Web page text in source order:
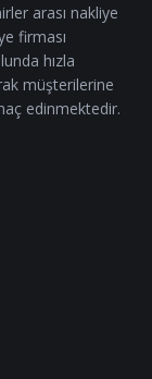
arası nakliye
firması
hızla
müşterilerine
edinmektedir.